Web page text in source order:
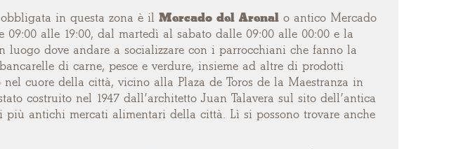
in questa zona è il Mercado del Arenal o antico Mercado
alle 19:00, dal martedì al sabato dalle 09:00 alle 00:00 e la
luogo dove andare a socializzare con i parrocchiani che fanno la
di carne, pesce e verdure, insieme ad altre di prodotti
cuore della città, vicino alla Plaza de Toros de la Maestranza in
costruito nel 1947 dall’architetto Juan Talavera sul sito dell’antica
più antichi mercati alimentari della città. Lì si possono trovare anche